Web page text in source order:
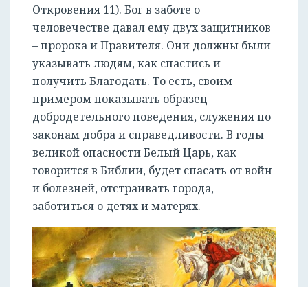
Откровения 11). Бог в заботе о
человечестве давал ему двух защитников
– пророка и Правителя. Они должны были
указывать людям, как спастись и
получить Благодать. То есть, своим
примером показывать образец
добродетельного поведения, служения по
законам добра и справедливости. В годы
великой опасности Белый Царь, как
говорится в Библии, будет спасать от войн
и болезней, отстраивать города,
заботиться о детях и матерях.